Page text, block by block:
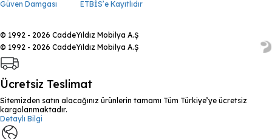
Güven Damgası ETBİS’e Kayıtlıdır
© 1992 - 2026 CaddeYıldız Mobilya A.Ş
© 1992 - 2026 CaddeYıldız Mobilya A.Ş
Ücretsiz Teslimat
Sitemizden satın alacağınız ürünlerin tamamı Tüm Türkiye’ye ücretsiz
kargolanmaktadır.
Detaylı Bilgi